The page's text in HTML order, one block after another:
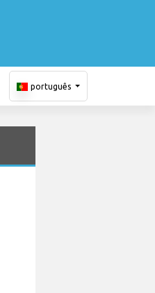
português